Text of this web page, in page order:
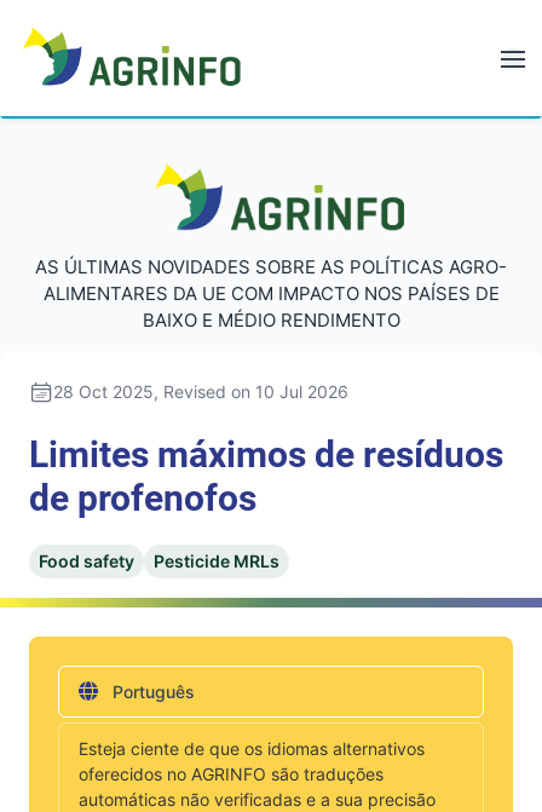
AGRINFO
AS ÚLTIMAS NOVIDADES SOBRE AS POLÍTICAS AGRO-
ALIMENTARES DA UE COM IMPACTO NOS PAÍSES DE
BAIXO E MÉDIO RENDIMENTO
28 Oct 2025, Revised on 10 Jul 2026
Limites máximos de resíduos
de profenofos
Food safety Pesticide MRLs
Português
Esteja ciente de que os idiomas alternativos
oferecidos no AGRINFO são traduções
automáticas não verificadas e a sua precisão